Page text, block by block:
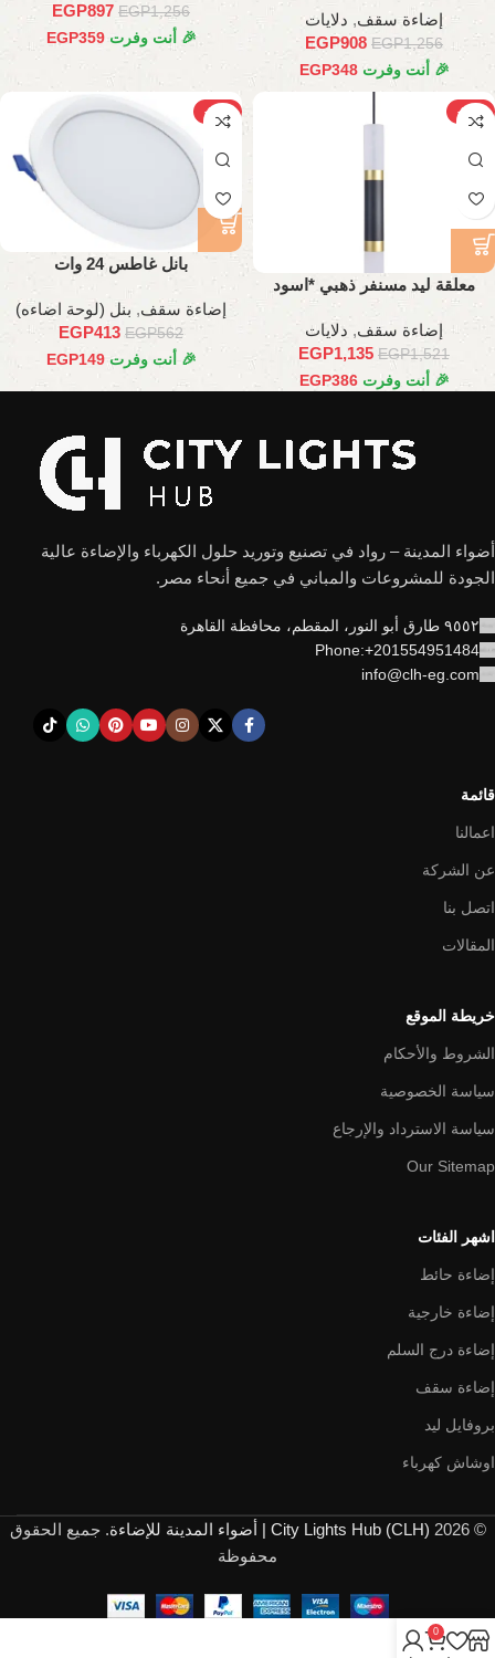
إضاءة سقف, دلايات
EGP1,256
EGP908
🎉 أنت وفرت EGP348
EGP1,256
EGP897
🎉 أنت وفرت EGP359
-25%
معلقة ليد مسنفر ذهبي *اسود
إضاءة سقف, دلايات
EGP1,521
EGP1,135
🎉 أنت وفرت EGP386
-27%
بانل غاطس 24 وات
إضاءة سقف, بنل (لوحة اضاءه)
EGP562
EGP413
🎉 أنت وفرت EGP149
أضواء المدينة – رواد في تصنيع وتوريد حلول الكهرباء والإضاءة عالية
الجودة للمشروعات والمباني في جميع أنحاء مصر.
٩٥٥٢ طارق أبو النور، المقطم، محافظة القاهرة
Phone:+201554951484
info@clh-eg.com
قائمة
اعمالنا
عن الشركة
اتصل بنا
المقالات
خريطة الموقع
الشروط والأحكام
سياسة الخصوصية
سياسة الاسترداد والإرجاع
Our Sitemap
اشهر الفئات
إضاءة حائط
إضاءة خارجية
إضاءة درج السلم
إضاءة سقف
بروفايل ليد
اوشاش كهرباء
© 2026 City Lights Hub (CLH) | أضواء المدينة للإضاءة
. جميع الحقوق
محفوظة
0